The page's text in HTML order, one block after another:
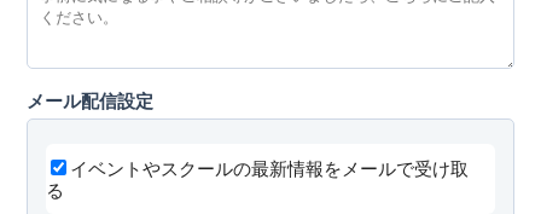
メール配信設定
イベントやスクールの最新情報をメールで受け取
る